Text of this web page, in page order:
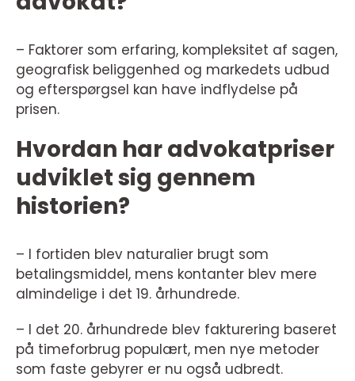
– Faktorer som erfaring, kompleksitet af sagen,
geografisk beliggenhed og markedets udbud
og efterspørgsel kan have indflydelse på
prisen.
Hvordan har advokatpriser
udviklet sig gennem
historien?
– I fortiden blev naturalier brugt som
betalingsmiddel, mens kontanter blev mere
almindelige i det 19. århundrede.
– I det 20. århundrede blev fakturering baseret
på timeforbrug populært, men nye metoder
som faste gebyrer er nu også udbredt.